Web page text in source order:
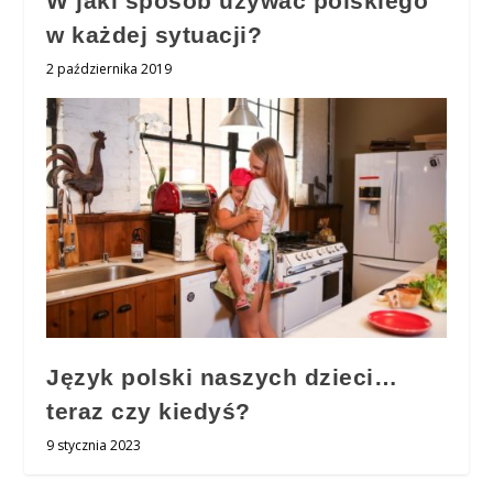
w każdej sytuacji?
2 października 2019
Język polski naszych dzieci…
teraz czy kiedyś?
9 stycznia 2023